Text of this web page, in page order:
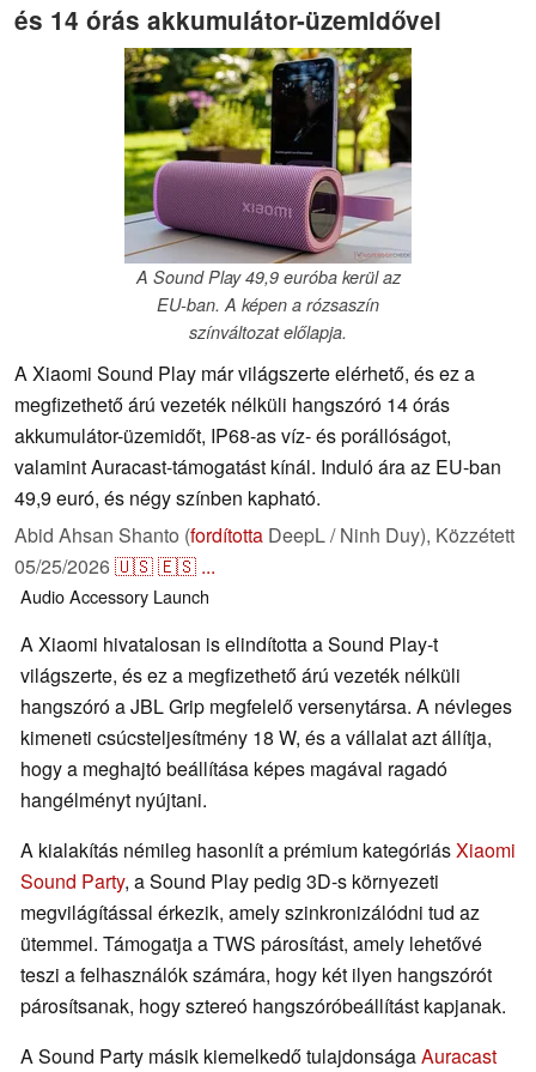
és 14 órás akkumulátor-üzemidővel
A Sound Play 49,9 euróba kerül az
EU-ban. A képen a rózsaszín
színváltozat előlapja.
A Xiaomi Sound Play már világszerte elérhető, és ez a
megfizethető árú vezeték nélküli hangszóró 14 órás
akkumulátor-üzemidőt, IP68-as víz- és porállóságot,
valamint Auracast-támogatást kínál. Induló ára az EU-ban
49,9 euró, és négy színben kapható.
Abid Ahsan Shanto (fordította DeepL / Ninh Duy), Közzétett
05/25/2026🇺🇸🇪🇸 ...
AudioAccessory Launch
A Xiaomi hivatalosan is elindította a Sound Play-t
világszerte, és ez a megfizethető árú vezeték nélküli
hangszóró a JBL Grip megfelelő versenytársa. A névleges
kimeneti csúcsteljesítmény 18 W, és a vállalat azt állítja,
hogy a meghajtó beállítása képes magával ragadó
hangélményt nyújtani.
A kialakítás némileg hasonlít a prémium kategóriásXiaomi
Sound Party, a Sound Play pedig 3D-s környezeti
megvilágítással érkezik, amely szinkronizálódni tud az
ütemmel. Támogatja a TWS párosítást, amely lehetővé
teszi a felhasználók számára, hogy két ilyen hangszórót
párosítsanak, hogy sztereó hangszóróbeállítást kapjanak.
A Sound Party másik kiemelkedő tulajdonságaAuracast